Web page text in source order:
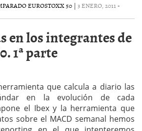
EUROSTOXX 50 | 3 ENERO, 2011 -
en los integrantes de
1ª parte
que calcula a diario las
en la evolución de cada
el Ibex y la herramienta que
sobre el MACD semanal hemos